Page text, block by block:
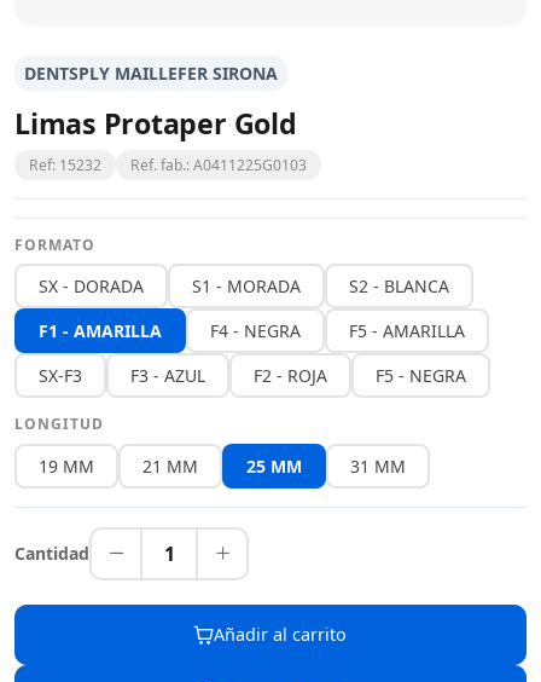
DENTSPLY MAILLEFER SIRONA
Limas Protaper Gold
Ref: 15232 Ref. fab.: A0411225G0103
FORMATO
SX - DORADA S1 - MORADA
S2 - BLANCA
F1 - AMARILLA
F4 - NEGRA
F5 - AMARILLA
SX-F3
F3 - AZUL F2 - ROJA F5 - NEGRA
LONGITUD
19 MM 21 MM 25 MM 31 MM
Cantidad 1
Añadir al carrito